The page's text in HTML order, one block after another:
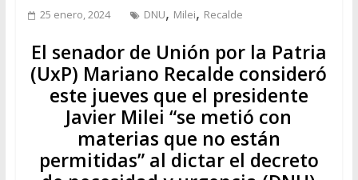
25 enero, 2024 DNU, Milei, Recalde
El senador de Unión por la Patria
(UxP) Mariano Recalde consideró
este jueves que el presidente
Javier Milei “se metió con
materias que no están
permitidas” al dictar el decreto